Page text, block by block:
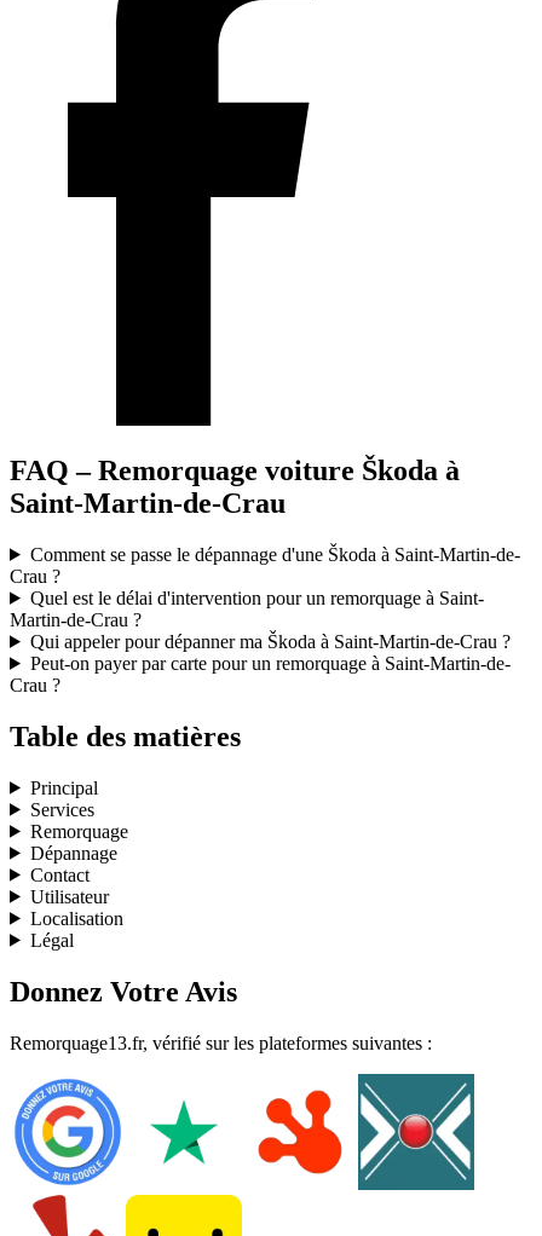
FAQ – Remorquage voiture Škoda à
Saint-Martin-de-Crau
Comment se passe le dépannage d'une Škoda à Saint-Martin-de-
Crau ?
Quel est le délai d'intervention pour un remorquage à Saint-
Martin-de-Crau ?
Qui appeler pour dépanner ma Škoda à Saint-Martin-de-Crau ?
Peut-on payer par carte pour un remorquage à Saint-Martin-de-
Crau ?
Table des matières
Principal
Services
Remorquage
Dépannage
Contact
Utilisateur
Localisation
Légal
Donnez Votre Avis
Remorquage13.fr, vérifié sur les plateformes suivantes :